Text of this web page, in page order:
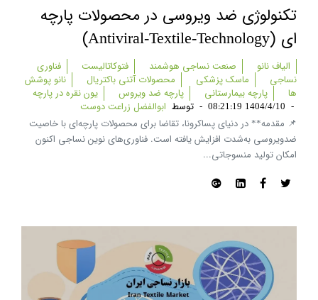
تکنولوژی ضد ویروسی در محصولات پارچه
ای (antiviral-Textile-Technology)
الیاف نانو صنعت نساجی هوشمند فتوکاتالیست
فناوری
نساجی
ماسک پزشکی محصولات آتنی باکتریال
نانو پوشش
ها
پارچه بیمارستانی پارچه ضد ویروس
یون نقره در پارچه
-
1404/4/10 08:21:19
- توسط ابوالفضل زراعت دوست
📌 مقدمه** در دنیای پساکرونا، تقاضا برای محصولات پارچه‌ای با خاصیت
ضدویروسی به‌شدت افزایش یافته است. فناوری‌های نوین نساجی اکنون
امکان تولید منسوجاتی...